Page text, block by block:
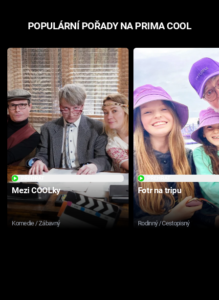
POPULÁRNÍ POŘADY NA PRIMA COOL
Mezi COOLky
Komedie / Zábavný
Fotr na tripu
Rodinný / Cestopisný